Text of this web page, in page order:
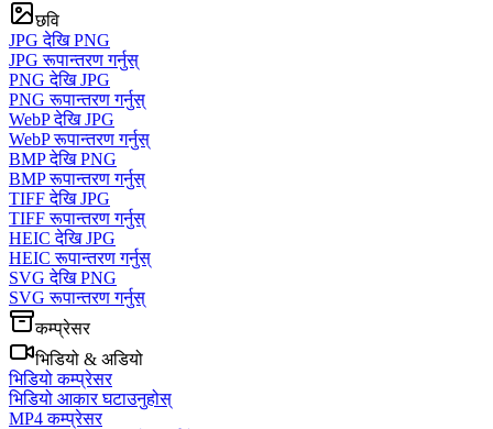
छवि
JPG देखि PNG
JPG रूपान्तरण गर्नुस्
PNG देखि JPG
PNG रूपान्तरण गर्नुस्
WebP देखि JPG
WebP रूपान्तरण गर्नुस्
BMP देखि PNG
BMP रूपान्तरण गर्नुस्
TIFF देखि JPG
TIFF रूपान्तरण गर्नुस्
HEIC देखि JPG
HEIC रूपान्तरण गर्नुस्
SVG देखि PNG
SVG रूपान्तरण गर्नुस्
कम्प्रेसर
भिडियो & अडियो
भिडियो कम्प्रेसर
भिडियो आकार घटाउनुहोस्
MP4 कम्प्रेसर